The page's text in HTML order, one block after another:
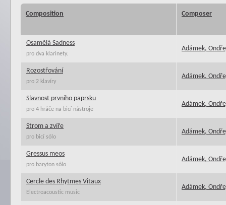
Composition Composer
Osamělá Sadness
pro dva klarinety.
Adámek,
Rozostřování
pro 2 klavíry
Adámek,
Slavnost prvního paprsku
pro 4 hráče na bicí nástroje
Adámek,
Strom a zvíře
pro bicí sólo
Adámek,
Gressus meos
pro baryton sólo
Adámek,
Cercle des Rhytmes Vitaux
Electroacoustic music
Adámek,